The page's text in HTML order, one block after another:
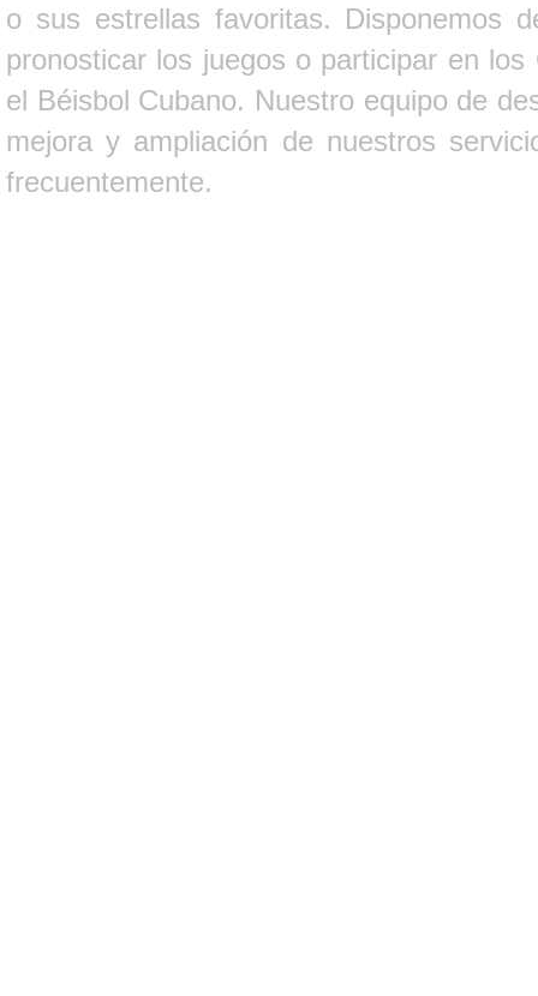
o sus estrellas favoritas. Disponemos
pronosticar los juegos o participar en
el Béisbol Cubano. Nuestro equipo de
mejora y ampliación de nuestros
frecuentemente.